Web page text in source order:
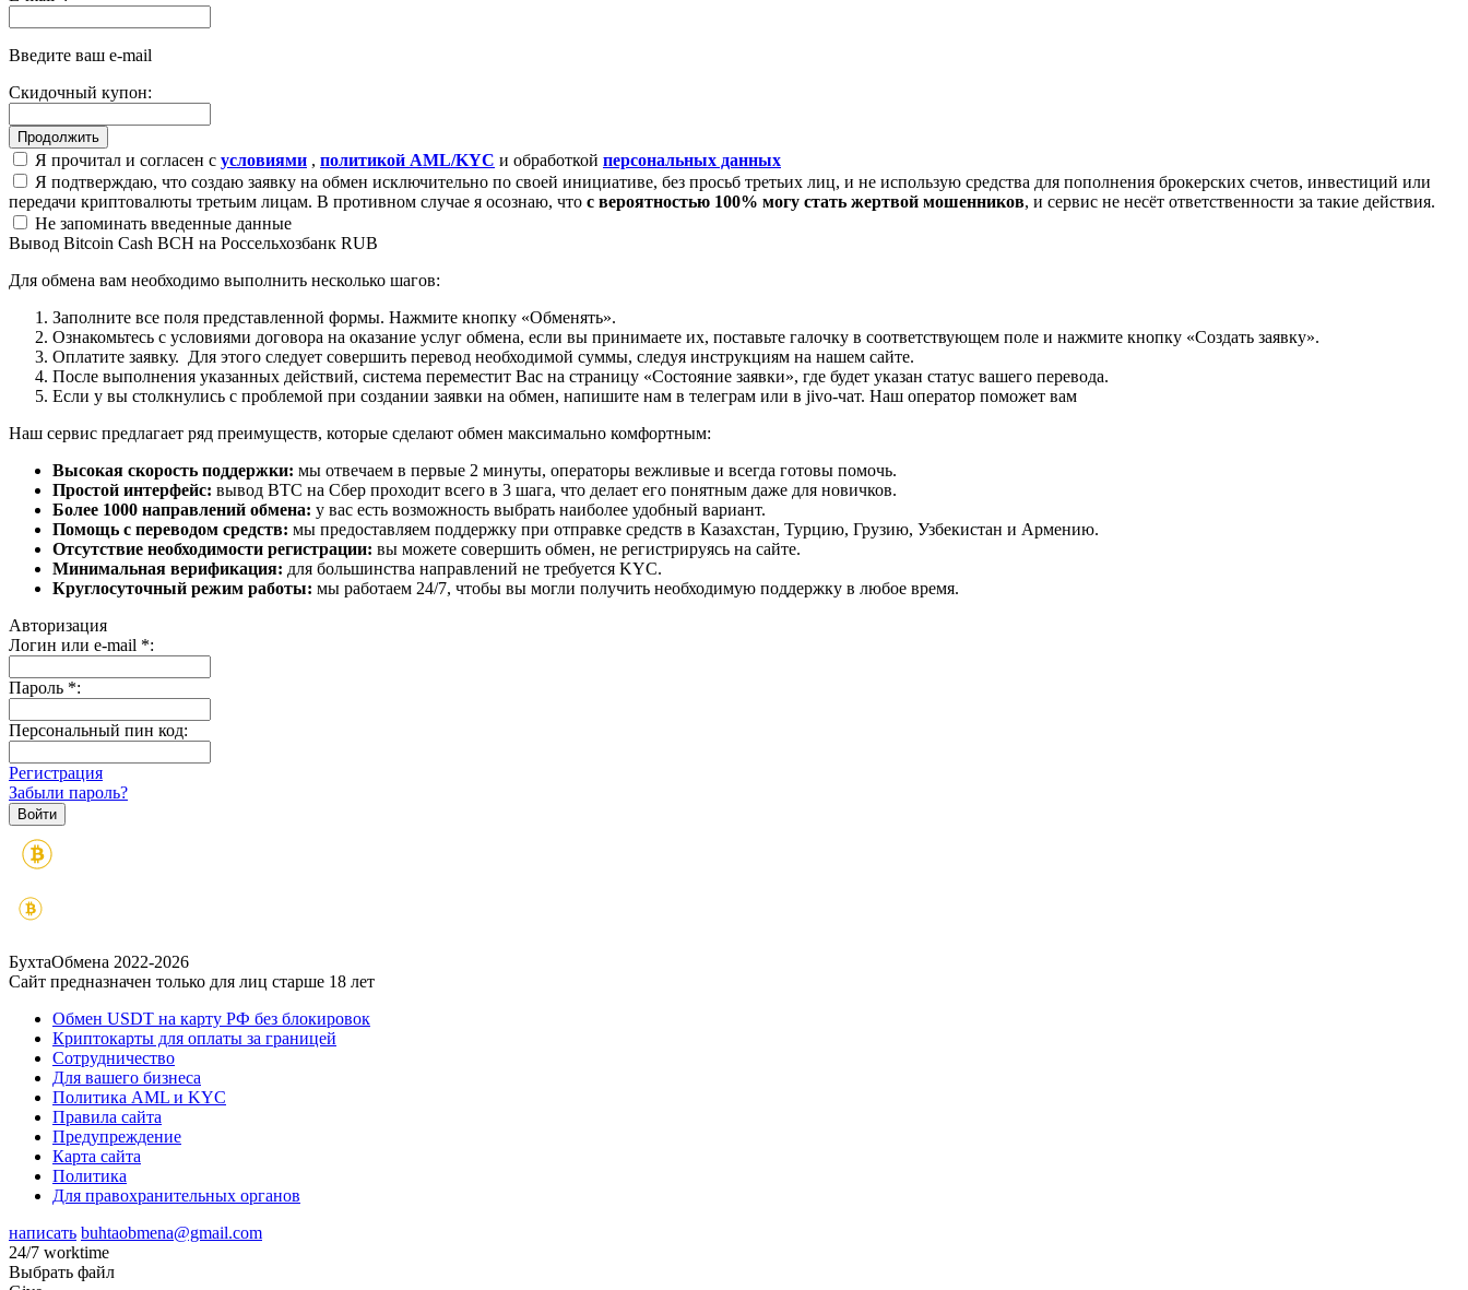
Введите ваш e-mail
Скидочный купон:
Я прочитал и согласен с условиями , политикой AML/KYC и обработкой персональных данных
Я подтверждаю, что создаю заявку на обмен исключительно по своей инициативе, без просьб третьих лиц, и не использую средства для пополнения брокерских счетов, инвестиций или
передачи криптовалюты третьим лицам. В противном случае я осознаю, что с вероятностью 100% могу стать жертвой мошенников, и сервис не несёт ответственности за такие действия.
Не запоминать введенные данные
Вывод Bitcoin Cash BCH на Россельхозбанк RUB
Для обмена вам необходимо выполнить несколько шагов:
Заполните все поля представленной формы. Нажмите кнопку «Обменять».
Ознакомьтесь с условиями договора на оказание услуг обмена, если вы принимаете их, поставьте галочку в соответствующем поле и нажмите кнопку «Создать заявку».
Оплатите заявку. Для этого следует совершить перевод необходимой суммы, следуя инструкциям на нашем сайте.
После выполнения указанных действий, система переместит Вас на страницу «Состояние заявки», где будет указан статус вашего перевода.
Если у вы столкнулись с проблемой при создании заявки на обмен, напишите нам в телеграм или в jivo-чат. Наш оператор поможет вам
Наш сервис предлагает ряд преимуществ, которые сделают обмен максимально комфортным:
Высокая скорость поддержки: мы отвечаем в первые 2 минуты, операторы вежливые и всегда готовы помочь.
Простой интерфейс: вывод BTC на Сбер проходит всего в 3 шага, что делает его понятным даже для новичков.
Более 1000 направлений обмена: у вас есть возможность выбрать наиболее удобный вариант.
Помощь с переводом средств: мы предоставляем поддержку при отправке средств в Казахстан, Турцию, Грузию, Узбекистан и Армению.
Отсутствие необходимости регистрации: вы можете совершить обмен, не регистрируясь на сайте.
Минимальная верификация: для большинства направлений не требуется KYC.
Круглосуточный режим работы: мы работаем 24/7, чтобы вы могли получить необходимую поддержку в любое время.
Авторизация
Логин или e-mail *:
Пароль *:
Персональный пин код:
Регистрация
Забыли пароль?
БухтаОбмена 2022-2026
Сайт предназначен только для лиц старше 18 лет
Обмен USDT на карту РФ без блокировок
Криптокарты для оплаты за границей
Сотрудничество
Для вашего бизнеса
Политика AML и KYC
Правила сайта
Предупреждение
Карта сайта
Политика
Для правохранительных органов
написать buhtaobmena@gmail.com
24/7 worktime
Выбрать файл